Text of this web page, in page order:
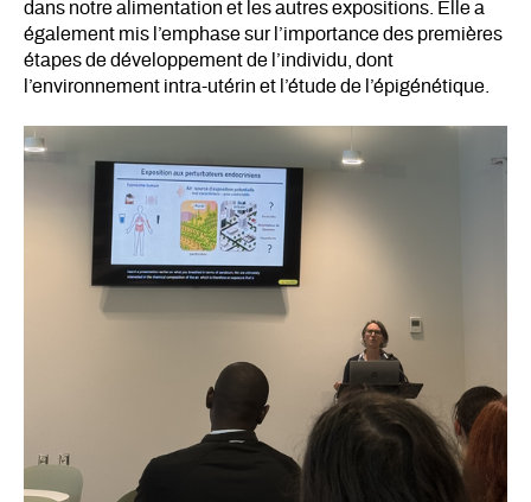
dans notre alimentation et les autres expositions. Elle a
également mis l’emphase sur l’importance des premières
étapes de développement de l’individu, dont
l’environnement intra-utérin et l’étude de l’épigénétique.